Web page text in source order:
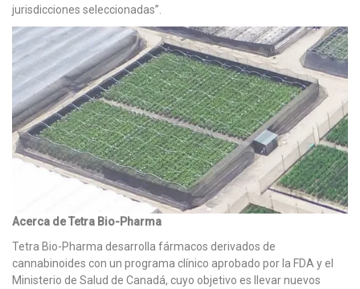
jurisdicciones seleccionadas”.
Acerca de Tetra Bio-Pharma
Tetra Bio-Pharma desarrolla fármacos derivados de
cannabinoides con un programa clínico aprobado por la FDA y el
Ministerio de Salud de Canadá, cuyo objetivo es llevar nuevos